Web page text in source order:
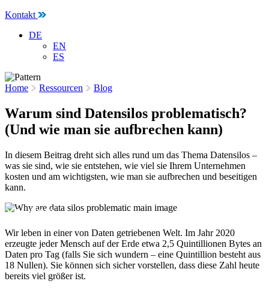
Kontakt
DE
EN
ES
Home Ressourcen Blog
Warum sind Datensilos problematisch?
(Und wie man sie aufbrechen kann)
In diesem Beitrag dreht sich alles rund um das Thema Datensilos –
was sie sind, wie sie entstehen, wie viel sie Ihrem Unternehmen
kosten und am wichtigsten, wie man sie aufbrechen und beseitigen
kann.
2. Juni 2022
Wir leben in einer von Daten getriebenen Welt. Im Jahr 2020
erzeugte jeder Mensch auf der Erde etwa 2,5 Quintillionen Bytes an
Daten pro Tag (falls Sie sich wundern – eine Quintillion besteht aus
18 Nullen). Sie können sich sicher vorstellen, dass diese Zahl heute
bereits viel größer ist.